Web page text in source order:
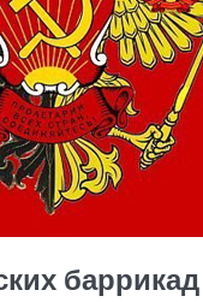
баррикад